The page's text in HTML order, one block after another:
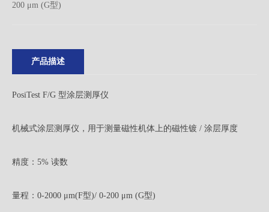
200 μm (G型)
产品描述
PosiTest F/G 型涂层测厚仪
机械式涂层测厚仪，用于测量磁性机体上的磁性镀 / 涂层厚度
精度：5% 读数
量程：0-2000 μm(F型)/ 0-200 μm (G型)